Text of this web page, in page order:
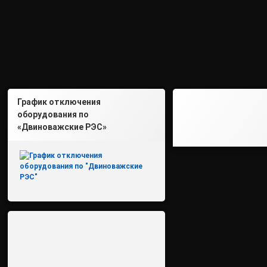
График отключения
оборудования по
«Двиноважские РЭС»